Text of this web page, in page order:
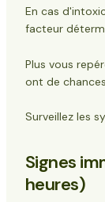
En cas
facteur
Plus vous
ont de
Surveillez les
Signes
heures)